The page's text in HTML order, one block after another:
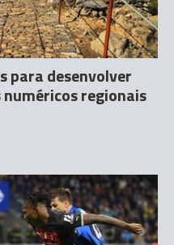
para desenvolver
regionais